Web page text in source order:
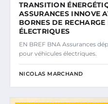
TRANSITION
ASSURANCES INNOVE
BORNES DE
ÉLECTRIQUES
EN BREF BNA Assurances
pour véhicules électriques.
NICOLAS MARCHAND